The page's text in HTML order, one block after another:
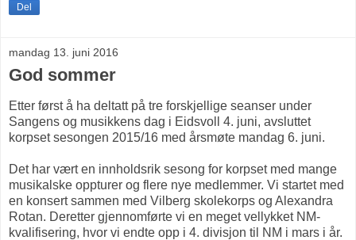
Del
mandag 13. juni 2016
God sommer
Etter først å ha deltatt på tre forskjellige seanser under
Sangens og musikkens dag i Eidsvoll 4. juni, avsluttet
korpset sesongen 2015/16 med årsmøte mandag 6. juni.
Det har vært en innholdsrik sesong for korpset med mange
musikalske oppturer og flere nye medlemmer. Vi startet med
en konsert sammen med Vilberg skolekorps og Alexandra
Rotan. Deretter gjennomførte vi en meget vellykket NM-
kvalifisering, hvor vi endte opp i 4. divisjon til NM i mars i år.